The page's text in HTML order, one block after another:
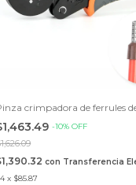
crimpadora de ferrules
-10%OFF
con Transferencia
x $85.87